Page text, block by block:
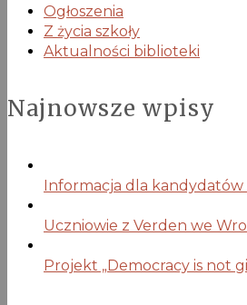
Ogłoszenia
Z życia szkoły
Aktualności biblioteki
Najnowsze wpisy
Informacja dla
Uczniowie z Verden we
Projekt „Democracy is not